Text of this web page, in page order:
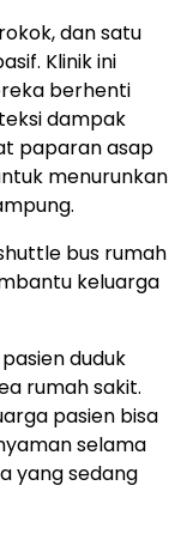
dan satu
Klinik ini
berhenti
dampak
paparan asap
menurunkan
bus rumah
keluarga
duduk
rumah sakit.
pasien bisa
selama
yang sedang